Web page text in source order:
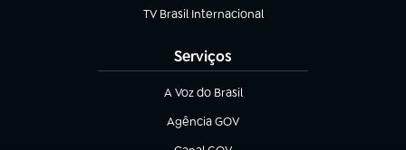
TV Brasil Internacional
(abre em nova aba)
Serviços
A Voz do Brasil
(abre em nova aba)
Agência GOV
(abre em nova aba)